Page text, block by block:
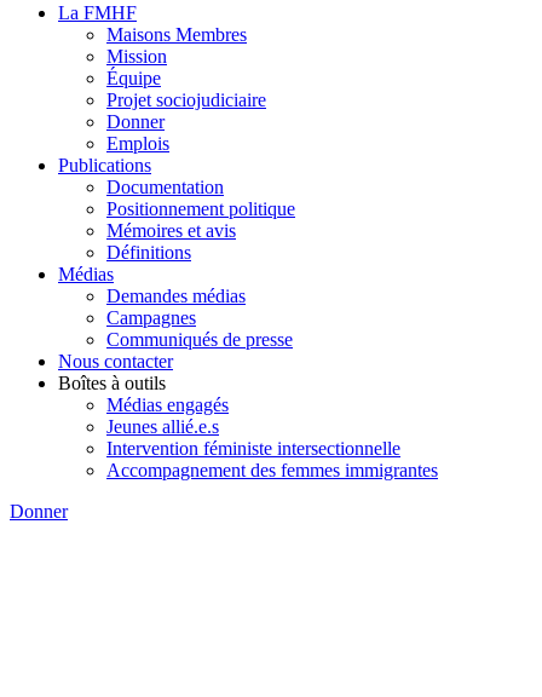
La FMHF
Maisons Membres
Mission
Équipe
Projet sociojudiciaire
Donner
Emplois
Publications
Documentation
Positionnement politique
Mémoires et avis
Définitions
Médias
Demandes médias
Campagnes
Communiqués de presse
Nous contacter
Boîtes à outils
Médias engagés
Jeunes allié.e.s
Intervention féministe intersectionnelle
Accompagnement des femmes immigrantes
Donner